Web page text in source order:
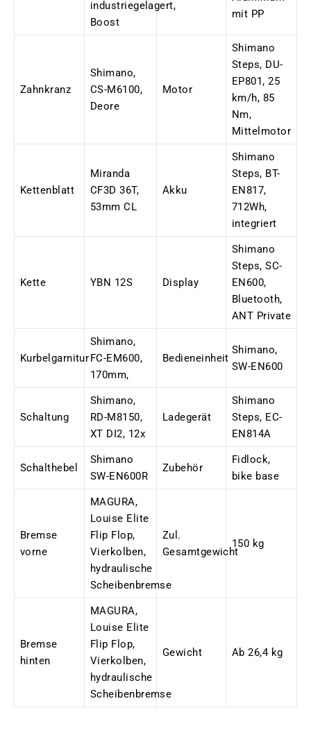
industriegelagert,
Boost
mit PP
Zahnkranz
Shimano,
CS-M6100,
Deore
Motor
Shimano
Steps, DU-
EP801, 25
km/h, 85
Nm,
Mittelmotor
Kettenblatt
Miranda
CF3D 36T,
53mm CL
Akku
Shimano
Steps, BT-
EN817,
712Wh,
integriert
Kette YBN 12S Display
Shimano
Steps, SC-
EN600,
Bluetooth,
ANT Private
Kurbelgarnitur
Shimano,
FC-EM600,
170mm,
Bedieneinheit
Shimano,
SW-EN600
Schaltung
Shimano,
RD-M8150,
XT DI2, 12x
Ladegerät
Shimano
Steps, EC-
EN814A
Schalthebel
Shimano
SW-EN600R
Zubehör
Fidlock,
bike base
Bremse
vorne
MAGURA,
Louise Elite
Flip Flop,
Vierkolben,
hydraulische
Scheibenbremse
Zul.
Gesamtgewicht
150 kg
Bremse
hinten
MAGURA,
Louise Elite
Flip Flop,
Vierkolben,
hydraulische
Scheibenbremse
Gewicht Ab 26,4 kg